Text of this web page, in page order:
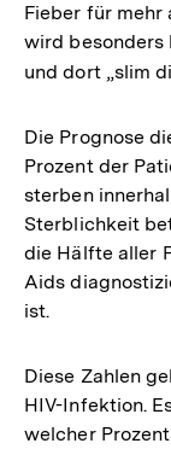
Fieber für mehr
wird
und dort „slim
Die Prognose
Prozent der
sterben
Sterblichkeit
die Hälfte aller
Aids
ist.
Diese Zahlen
HIV-Infektion.
welcher